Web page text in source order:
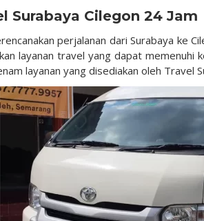
Surabaya Cilegon 24 Jam
perjalanan dari Surabaya ke
layanan travel yang dapat memenuhi
layanan yang disediakan oleh Travel